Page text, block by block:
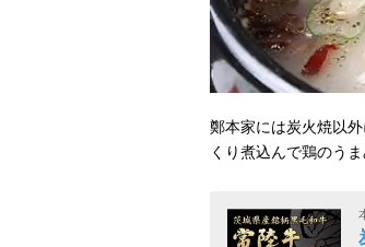
鄭本家には炭火焼以
くり煮込んで鶏のう